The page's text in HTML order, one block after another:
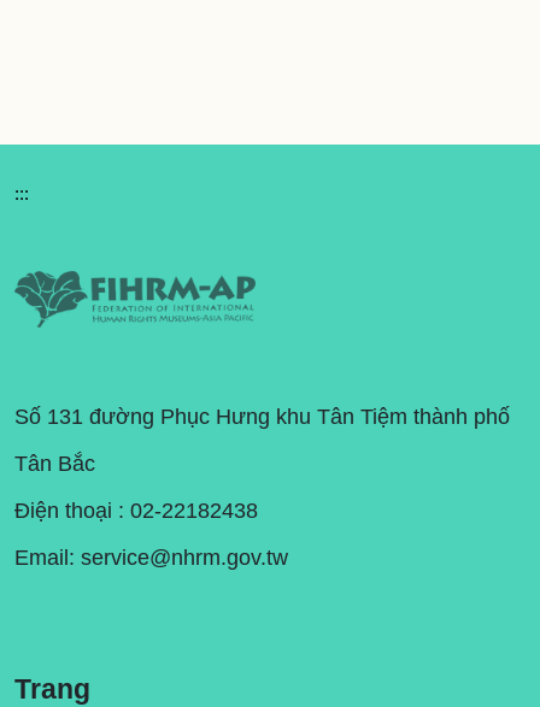
:::
Số 131 đường Phục Hưng khu Tân Tiệm thành phố
Tân Bắc
Điện thoại : 02-22182438
Email: service@nhrm.gov.tw
Trang